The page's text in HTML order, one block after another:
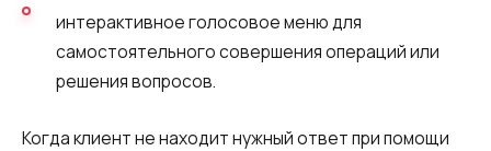
интерактивное голосовое меню для
самостоятельного совершения операций или
решения вопросов.
Когда клиент не находит нужный ответ при помощи
Компания
E-mail
Ваш номер телефона
+1
Ваш номер телефона
+1
Ваш номер телефона
+1
Бесплатная консультация
Ваше имя